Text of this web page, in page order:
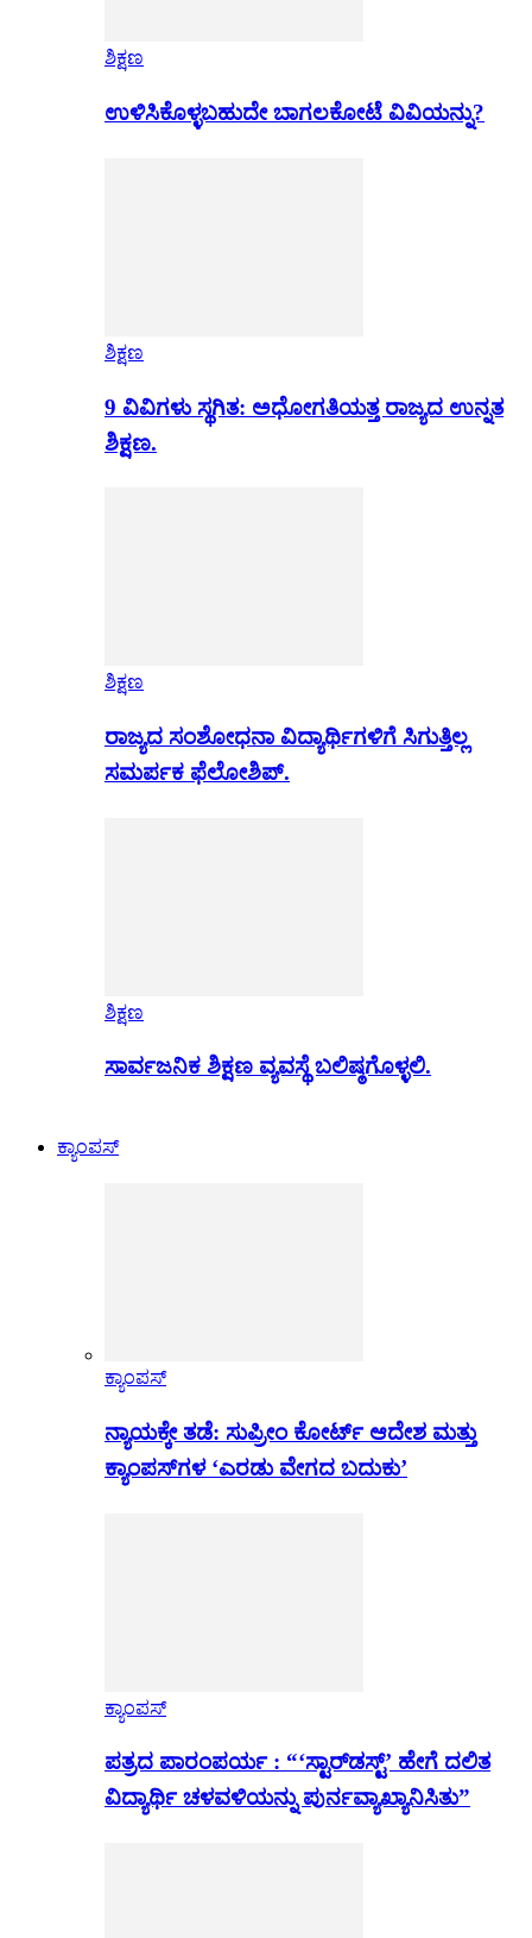
ಶಿಕ್ಷಣ
ಉಳಿಸಿಕೊಳ್ಳಬಹುದೇ ಬಾಗಲಕೋಟೆ ವಿವಿಯನ್ನು?
ಶಿಕ್ಷಣ
9 ವಿವಿಗಳು ಸ್ಥಗಿತ: ಅಧೋಗತಿಯತ್ತ ರಾಜ್ಯದ ಉನ್ನತ
ಶಿಕ್ಷಣ.
ಶಿಕ್ಷಣ
ರಾಜ್ಯದ ಸಂಶೋಧನಾ ವಿದ್ಯಾರ್ಥಿಗಳಿಗೆ ಸಿಗುತ್ತಿಲ್ಲ
ಸಮರ್ಪಕ ಫೆಲೋಶಿಪ್.
ಶಿಕ್ಷಣ
ಸಾರ್ವಜನಿಕ ಶಿಕ್ಷಣ ವ್ಯವಸ್ಥೆ ಬಲಿಷ್ಠಗೊಳ್ಳಲಿ.
ಕ್ಯಾಂಪಸ್
ಕ್ಯಾಂಪಸ್
ನ್ಯಾಯಕ್ಕೇ ತಡೆ: ಸುಪ್ರೀಂ ಕೋರ್ಟ್ ಆದೇಶ ಮತ್ತು
ಕ್ಯಾಂಪಸ್‌ಗಳ ‘ಎರಡು ವೇಗದ ಬದುಕು’
ಕ್ಯಾಂಪಸ್
ಪತ್ರದ ಪಾರಂಪರ್ಯ : “‘ಸ್ಟಾರ್‌ಡಸ್ಟ್’ ಹೇಗೆ ದಲಿತ
ವಿದ್ಯಾರ್ಥಿ ಚಳವಳಿಯನ್ನು ಪುರ್ನವ್ಯಾಖ್ಯಾನಿಸಿತು”